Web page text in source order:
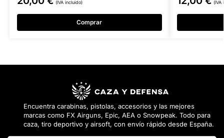
(IVA incluido)
Comprar
(IVA
Encuentra carabinas, pistolas, accesorios y las mejores
marcas como FX Airguns, Epic, AEA o Snowpeak. Todo para
caza, tiro deportivo y airsoft, con envío rápido desde España.